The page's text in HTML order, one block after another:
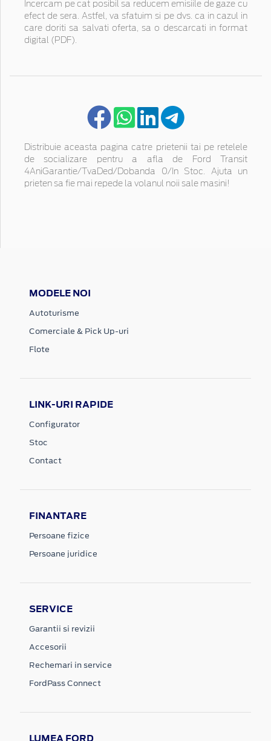
Incercam pe cat posibil sa reducem emisiile de gaze cu
efect de sera. Astfel, va sfatuim si pe dvs. ca in cazul in
care doriti sa salvati oferta, sa o descarcati in format
digital (PDF).
Distribuie aceasta pagina catre prietenii tai pe retelele
de socializare pentru a afla de Ford Transit
4AniGarantie/TvaDed/Dobanda 0/In Stoc. Ajuta un
prieten sa fie mai repede la volanul noii sale masini!
MODELE NOI
Autoturisme
Comerciale & Pick Up-uri
Flote
LINK-URI RAPIDE
Configurator
Stoc
Contact
FINANTARE
Persoane fizice
Persoane juridice
SERVICE
Garantii si revizii
Accesorii
Rechemari in service
FordPass Connect
LUMEA FORD